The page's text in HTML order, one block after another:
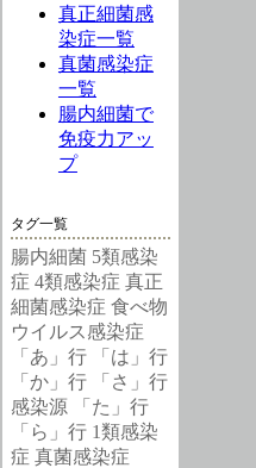
真正細菌感
染症一覧
真菌感染症
一覧
腸内細菌で
免疫力アッ
プ
タグ一覧
腸内細菌 5類感染
症 4類感染症 真正
細菌感染症 食べ物
ウイルス感染症
「あ」行
「は」行
「か」行
「さ」行
感染源
「た」行
「ら」行 1類感染
症 真菌感染症